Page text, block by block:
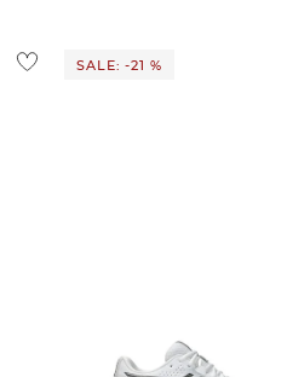
Ausland findest du hier
SALE: -21 %